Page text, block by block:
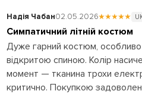
Надія Чабан02.05.2026★★★★★
Симпатичний літній костюм
Дуже гарний костюм,
відкритою спиною. Колір
момент — тканина трохи
критично. Покупкою